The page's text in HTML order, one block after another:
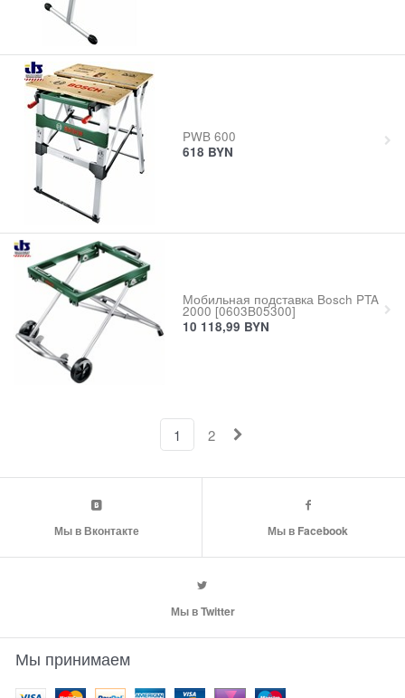
PWB 600
618 BYN
Мобильная подставка Bosch PTA
2000 [0603B05300]
10 118,99 BYN
1 2
Мы в Вконтакте Мы в Facebook
Мы в Twitter
Мы принимаем